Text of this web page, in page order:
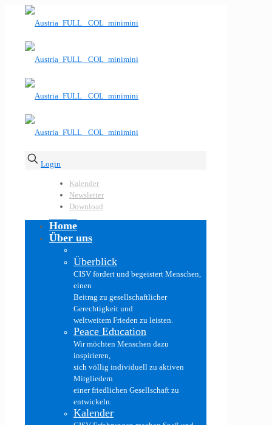
Login
Kalender
Newsletter
Download
Home
Über uns
Überblick
CISV fördert und begeistert Menschen,
einen
Beitrag zu gesellschaftlicher
Gerechtigkeit und
weltweitem Frieden zu leisten.
Peace Education
Wir möchten Menschen dazu
inspirieren,
sich völlig individuell zu aktiven
Mitgliedern
einer friedlichen Gesellschaft zu
entwickeln.
Kalender